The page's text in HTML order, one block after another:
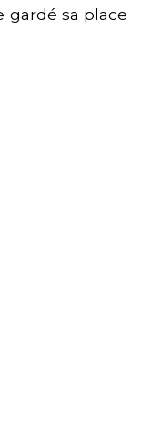
gardé sa place